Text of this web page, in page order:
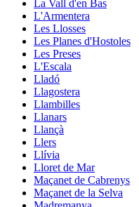
La Vall d'en Bas
L'Armentera
Les Llosses
Les Planes d'Hostoles
Les Preses
L'Escala
Lladó
Llagostera
Llambilles
Llanars
Llançà
Llers
Llívia
Lloret de Mar
Maçanet de Cabrenys
Maçanet de la Selva